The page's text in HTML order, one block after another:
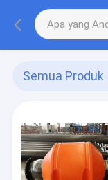
Semua Produk